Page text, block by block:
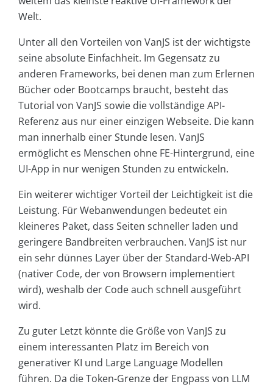
Welt.
Unter all den Vorteilen von VanJS ist der wichtigste
seine absolute Einfachheit. Im Gegensatz zu
anderen Frameworks, bei denen man zum Erlernen
Bücher oder Bootcamps braucht, besteht das
Tutorial von VanJS sowie die vollständige API-
Referenz aus nur einer einzigen Webseite. Die kann
man innerhalb einer Stunde lesen. VanJS
ermöglicht es Menschen ohne FE-Hintergrund, eine
UI-App in nur wenigen Stunden zu entwickeln.
Ein weiterer wichtiger Vorteil der Leichtigkeit ist die
Leistung. Für Webanwendungen bedeutet ein
kleineres Paket, dass Seiten schneller laden und
geringere Bandbreiten verbrauchen. VanJS ist nur
ein sehr dünnes Layer über der Standard-Web-API
(nativer Code, der von Browsern implementiert
wird), weshalb der Code auch schnell ausgeführt
wird.
Zu guter Letzt könnte die Größe von VanJS zu
einem interessanten Platz im Bereich von
generativer KI und Large Language Modellen
führen. Da die Token-Grenze der Engpass von LLM